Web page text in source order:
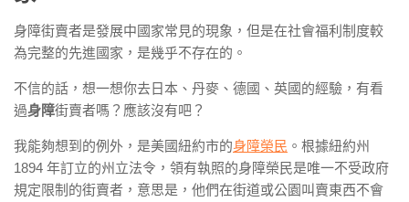
身障街賣者是發展中國家常見的現象，但是在社會福利制度較
為完整的先進國家，是幾乎不存在的。
不信的話，想一想你去日本、丹麥、德國、英國的經驗，有看
過身障街賣者嗎？應該沒有吧？
我能夠想到的例外，是美國紐約市的身障榮民 。根據紐約州
1894 年訂立的州立法令，領有執照的身障榮民是唯一不受政府
規定限制的街賣者，意思是，他們在街道或公園叫賣東西不會